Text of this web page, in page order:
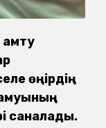
өңірдің
саналады.